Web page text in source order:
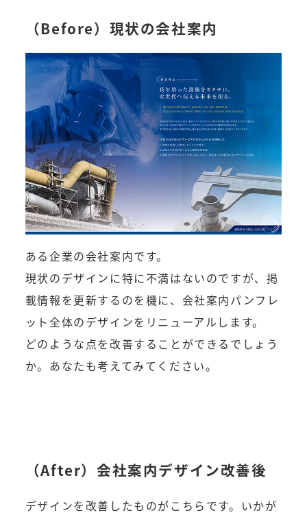
（Before）現状の会社案内
ある企業の会社案内です。
現状のデザインに特に不満はないのですが、掲
載情報を更新するのを機に、会社案内パンフレ
ット全体のデザインをリニューアルします。
どのような点を改善することができるでしょう
か。あなたも考えてみてください。
（After）会社案内デザイン改善後
デザインを改善したものがこちらです。いかが